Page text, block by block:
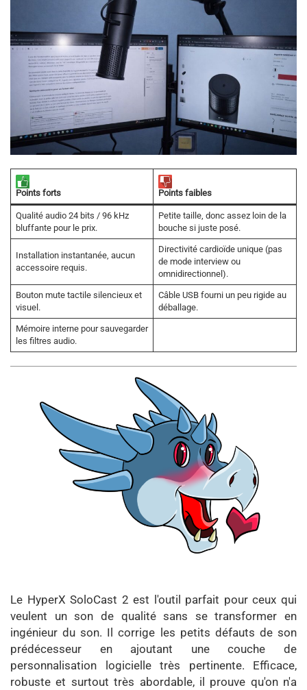
Points forts Points faibles
Qualité audio 24 bits / 96 kHz
bluffante pour le prix.
Petite taille, donc assez loin de la
bouche si juste posé.
Installation instantanée, aucun
accessoire requis.
Directivité cardioïde unique (pas
de mode interview ou
omnidirectionnel).
Bouton mute tactile silencieux et
visuel.
Câble USB fourni un peu rigide au
déballage.
Mémoire interne pour sauvegarder
les filtres audio.
Le HyperX SoloCast 2 est l'outil parfait pour ceux qui
veulent un son de qualité sans se transformer en
ingénieur du son. Il corrige les petits défauts de son
prédécesseur en ajoutant une couche de
personnalisation logicielle très pertinente. Efficace,
robuste et surtout très abordable, il prouve qu'on n'a